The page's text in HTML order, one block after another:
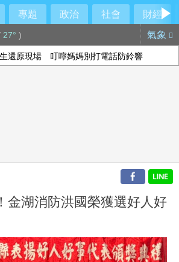
專題 政治 社會
財經
27° ) 氣象
還原現場 叮嚀媽媽別打電話防鈴響
金湖消防洪國榮獲選好人好